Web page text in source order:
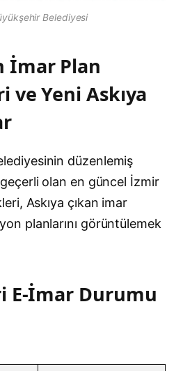
Belediyesi
İmar Plan
ve Yeni Askıya
düzenlemiş
olan en güncel İzmir
Askıya çıkan imar
planlarını görüntülemek
E-İmar Durumu